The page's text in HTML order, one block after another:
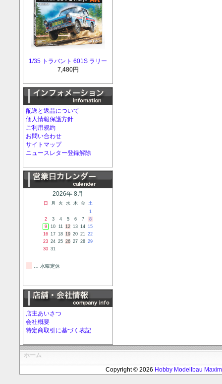
1/35 トラバント 601S ラリー
7,480円
配送と返品について
個人情報保護方針
ご利用規約
お問い合わせ
サイトマップ
ニュースレター登録解除
2026年 8月
日 月 火 水 木 金
土
1
2
3 4 5 6 7
8
9
10 11 12 13 14 15
16 17 18 19 20 21 22
23 24 25 26 27 28 29
30 31
… 水曜定休
店主あいさつ
会社概要
特定商取引に基づく表記
ホーム
Copyright © 2026 Hobby Modellbau